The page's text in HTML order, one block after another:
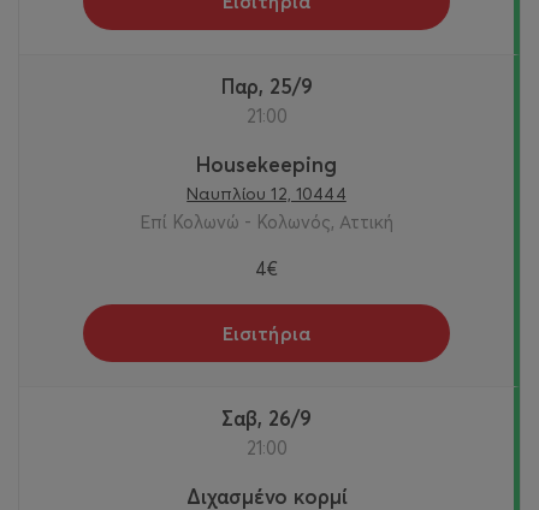
Παρ, 25/9
21:00
Housekeeping
Ναυπλίου 12, 10444
Επί Κολωνώ - Κολωνός, Αττική
4€
Εισιτήρια
Σαβ, 26/9
21:00
Διχασμένο κορμί